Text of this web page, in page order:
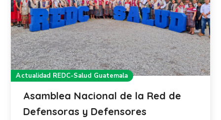
Actualidad REDC-Salud Guatemala
Asamblea Nacional de la Red de
Defensoras y Defensores